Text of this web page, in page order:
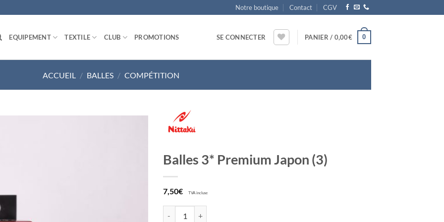
Notre boutique Contact CGV
EQUIPEMENT TEXTILE CLUB PROMOTIONS SE CONNECTER PANIER / 0,00€ 0
ACCUEIL / BALLES / COMPÉTITION
Balles 3* Premium Japon (3)
7,50€ TVA incluse